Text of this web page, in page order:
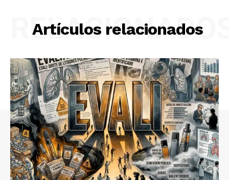
Artículos relacionados